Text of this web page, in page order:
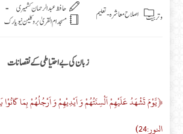
Post category:
اصلاح معاشرہ-تعلیم وتربیت
حافظ عبدالرحمان کشمیری
مسجد ام القریٰ بروکلین نیویارک
زبان کی بے احتیاطی کے نقصانات
النور:24)